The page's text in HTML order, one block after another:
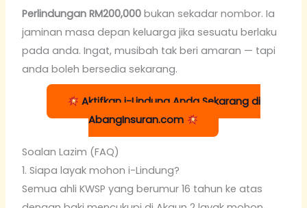
Perlindungan RM200,000 bukan sekadar nombor. Ia
jaminan masa depan keluarga jika sesuatu berlaku
pada anda. Ingat, musibah tak beri amaran — tapi
anda boleh bersedia sekarang.
Aktifkan i-Lindung Anda Sekarang di
AbangInsuran.com
Soalan Lazim (FAQ)
1. Siapa layak mohon i-Lindung?
Semua ahli KWSP yang berumur 16 tahun ke atas